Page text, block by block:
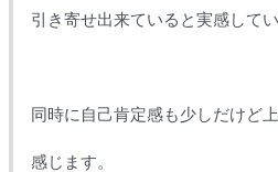
引き寄せ出来ていると実感してい
同時に自己肯定感も少しだけど
感じます。